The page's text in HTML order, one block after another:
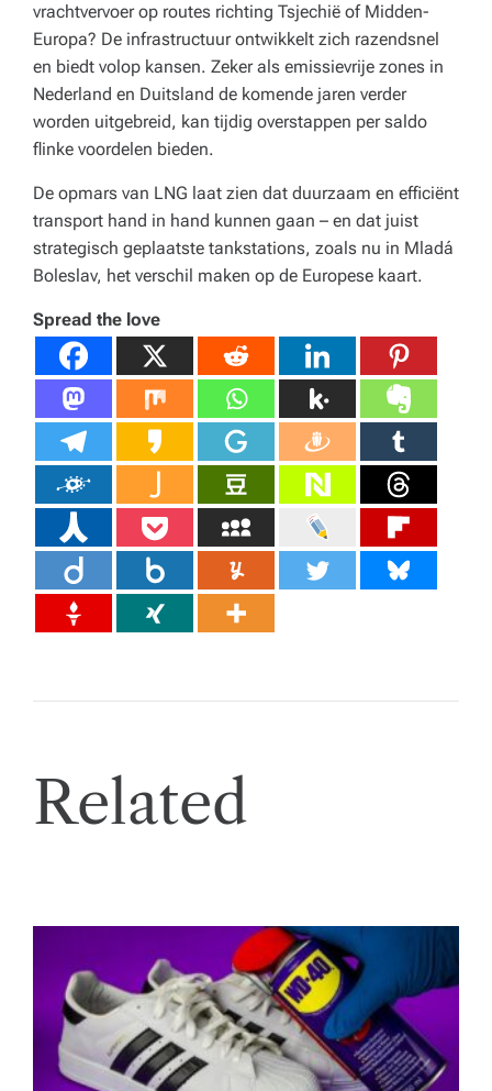
vrachtvervoer op routes richting Tsjechië of Midden-
Europa? De infrastructuur ontwikkelt zich razendsnel
en biedt volop kansen. Zeker als emissievrije zones in
Nederland en Duitsland de komende jaren verder
worden uitgebreid, kan tijdig overstappen per saldo
flinke voordelen bieden.
De opmars van LNG laat zien dat duurzaam en efficiënt
transport hand in hand kunnen gaan – en dat juist
strategisch geplaatste tankstations, zoals nu in Mladá
Boleslav, het verschil maken op de Europese kaart.
Spread the love
Related